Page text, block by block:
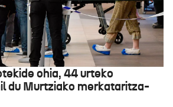
ohia, 44 urteko
du Murtziako merkataritza-